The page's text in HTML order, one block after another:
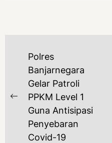
NAVIGASI
POS
Previous
post:
Polres
Banjarnegara
Gelar Patroli
PPKM Level 1
Guna Antisipasi
Penyebaran
Covid-19